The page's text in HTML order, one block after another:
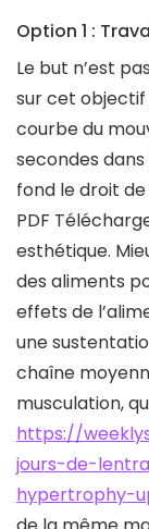
Option 1 :
Le but n’est
sur cet objectif
courbe du
secondes
fond le droit
PDF
esthétique.
des aliments
effets de
une
chaîne
musculation,
https://
jours-de-
hypertrophy-